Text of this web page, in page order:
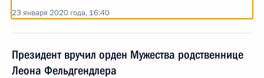
23 января 2020 года, 16:40
Президент вручил орден Мужества родственнице
Леона Фельдгендлера